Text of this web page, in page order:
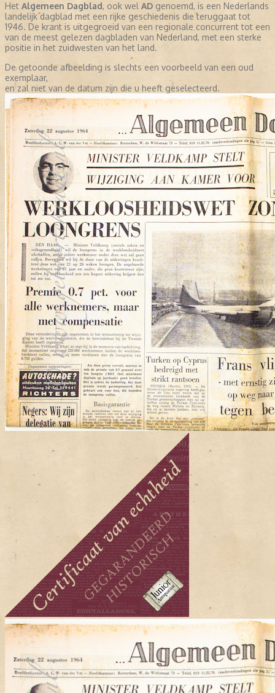
Het Algemeen Dagblad, ook wel AD genoemd, is een Nederlands
landelijk dagblad met een rijke geschiedenis die teruggaat tot
1946. De krant is uitgegroeid van een regionale concurrent tot een
van de meest gelezen dagbladen van Nederland, met een sterke
positie in het zuidwesten van het land.
De getoonde afbeelding is slechts een voorbeeld van een oud
exemplaar,
en zal niet van de datum zijn die u heeft geselecteerd.